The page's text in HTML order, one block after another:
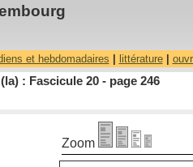
et hebdomadaires littérature|
: Fascicule 20 - page 246
Zoom